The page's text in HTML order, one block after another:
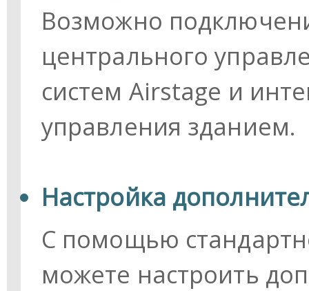
Возможно
центрального
систем Airstage и
управления зданием.
Настройка
С помощью
можете настроить